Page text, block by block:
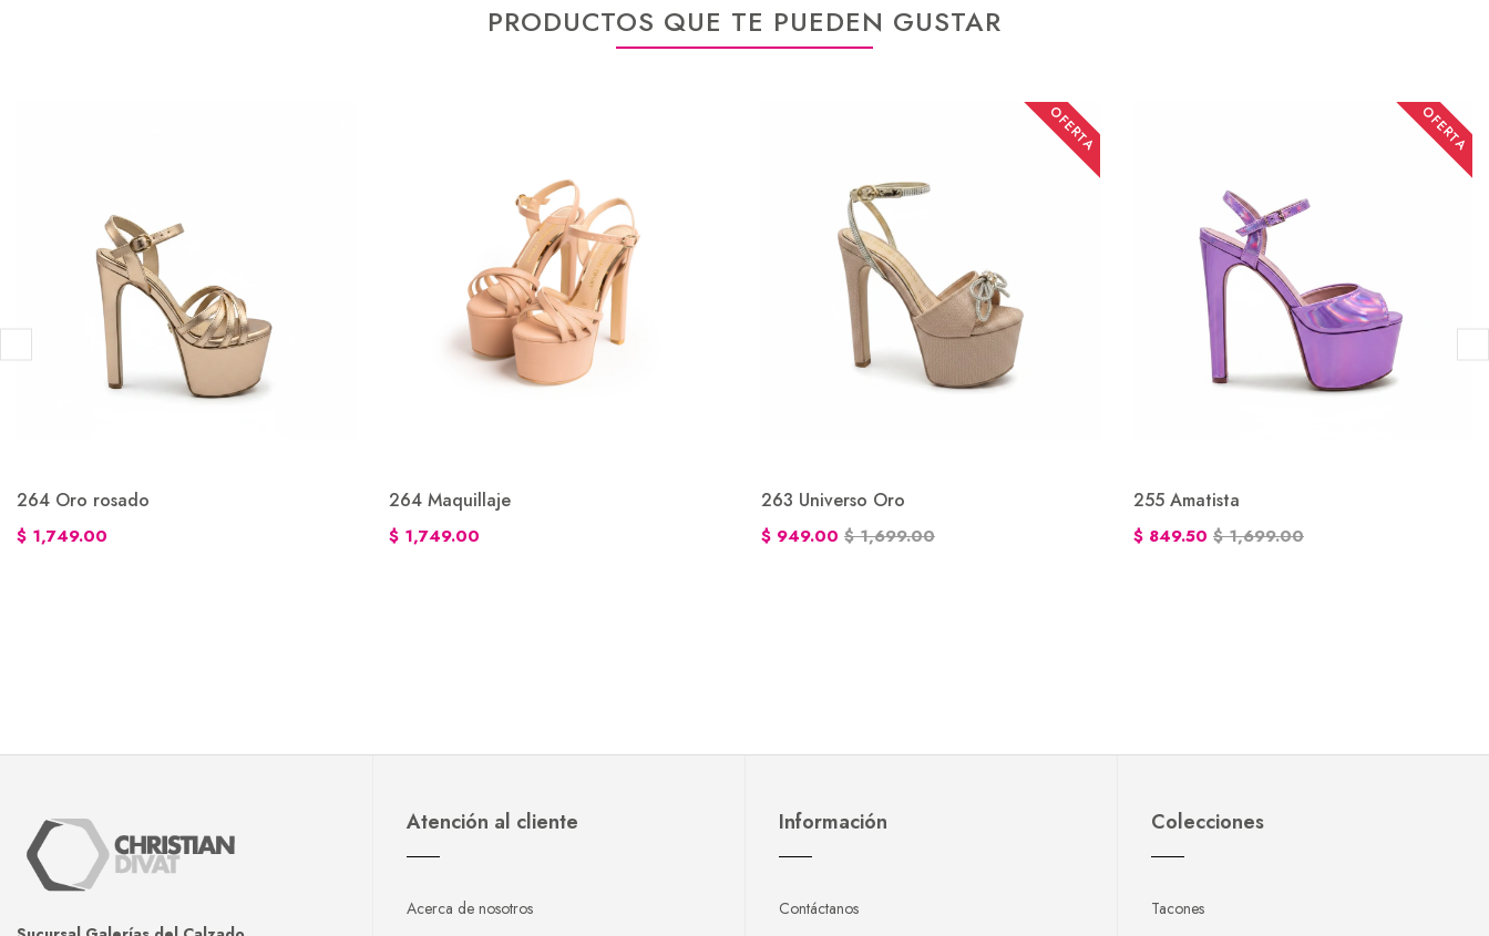
PRODUCTOS QUE TE PUEDEN GUSTAR
264 Oro rosado
$ 1,749.00
264 Maquillaje
$ 1,749.00
OFERTA
263 Universo Oro
$ 949.00 $ 1,699.00
OFERTA
255 Amatista
$ 849.50 $ 1,699.00
Atención al cliente
Acerca de nosotros
Información
Contáctanos
Colecciones
Tacones